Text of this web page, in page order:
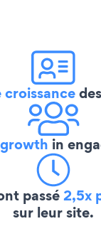
croissance
in
passé2,5x
sur leur site.